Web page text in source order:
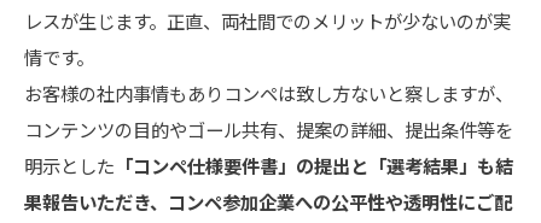
レスが生じます。正直、両社間でのメリットが少ないのが実
情です。
お客様の社内事情もありコンペは致し方ないと察しますが、
コンテンツの目的やゴール共有、提案の詳細、提出条件等を
明示とした 「コンペ仕様要件書」の提出と「選考結果」も結
果報告いただき、コンペ参加企業への公平性や透明性にご配